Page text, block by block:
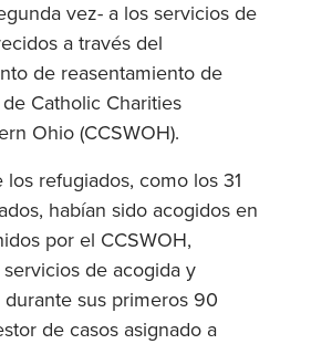
vez- a los servicios de
a través del
de reasentamiento de
Catholic Charities
Ohio (CCSWOH).
los refugiados, como los 31
habían sido acogidos en
por el CCSWOH,
de acogida y
sus primeros 90
de casos asignado a